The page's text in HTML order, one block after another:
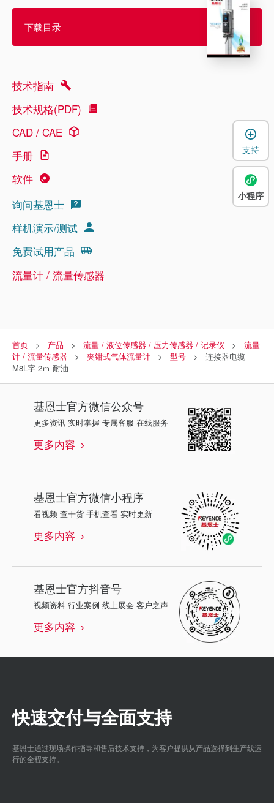
下载目录
技术指南
技术规格(PDF)
CAD / CAE
手册
软件
询问基恩士
样机演示/测试
免费试用产品
流量计 / 流量传感器
首页 产品 流量 / 液位传感器 / 压力传感器 / 记录仪
流量
计 / 流量传感器
夹钳式气体流量计 型号
连接器电缆
M8L字 2ｍ 耐油
基恩士官方微信公众号
更多资讯 实时掌握 专属客服 在线服务
更多内容
基恩士官方微信小程序
看视频 查干货 手机查看 实时更新
更多内容
基恩士官方抖音号
视频资料 行业案例 线上展会 客户之声
更多内容
快速交付与全面支持
基恩士通过现场操作指导和售后技术支持，为客户提供从产品选择到生产线运
行的全程支持。
支持
小程序